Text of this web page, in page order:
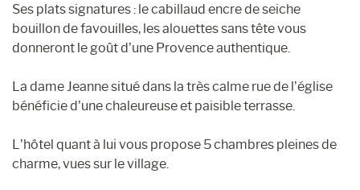
Ses plats signatures : le cabillaud encre de seiche
bouillon de favouilles, les alouettes sans tête vous
donneront le goût d’une Provence authentique.
La dame Jeanne situé dans la très calme rue de l’église
bénéficie d’une chaleureuse et paisible terrasse.
L’hôtel quant à lui vous propose 5 chambres pleines de
charme, vues sur le village.